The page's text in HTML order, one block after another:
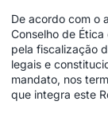
De acordo com o
Conselho de
pela fiscalização
legais e
mandato, nos
que integra este